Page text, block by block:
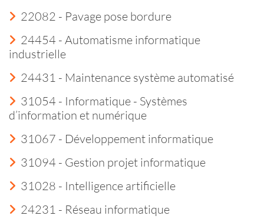
22082 - Pavage pose bordure
24454 - Automatisme informatique
industrielle
24431 - Maintenance système automatisé
31054 - Informatique - Systèmes
d’information et numérique
31067 - Développement informatique
31094 - Gestion projet informatique
31028 - Intelligence artificielle
24231 - Réseau informatique